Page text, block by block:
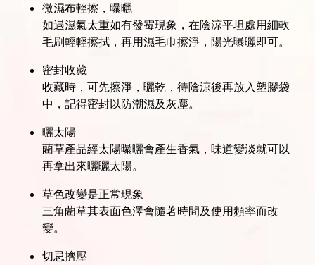
微濕布輕擦，曝曬
如遇濕氣太重如有發霉現象，在陰涼平坦處用細軟
毛刷輕輕擦拭，再用濕毛巾擦淨，陽光曝曬即可。
密封收藏
收藏時，可先擦淨，曬乾，待陰涼後再放入塑膠袋
中，記得密封以防潮濕及灰塵。
曬太陽
藺草產品經太陽曝曬會產生香氣，味道變淡就可以
再拿出來曬曬太陽。
草色改變是正常現象
三角藺草其表面色澤會隨著時間及使用頻率而改
變。
切忌擠壓